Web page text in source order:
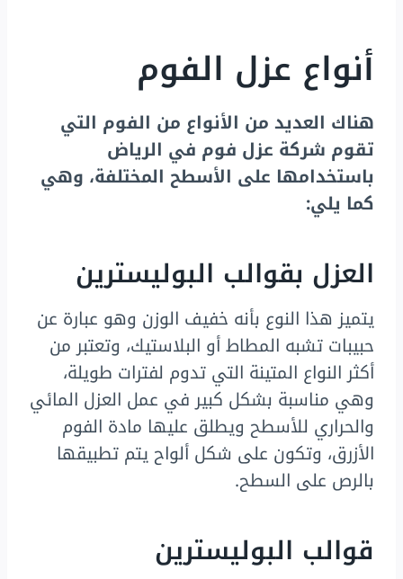
أنواع عزل الفوم
هناك العديد من الأنواع من الفوم التي
تقوم شركة عزل فوم في الرياض
باستخدامها على الأسطح المختلفة، وهي
كما يلي:
العزل بقوالب البوليسترين
يتميز هذا النوع بأنه خفيف الوزن وهو عبارة عن
حبيبات تشبه المطاط أو البلاستيك، وتعتبر من
أكثر النواع المتينة التي تدوم لفترات طويلة،
وهي مناسبة بشكل كبير في عمل العزل المائي
والحراري للأسطح ويطلق عليها مادة الفوم
الأزرق، وتكون على شكل ألواح يتم تطبيقها
بالرص على السطح.
قوالب البوليسترين